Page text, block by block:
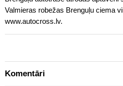
Valmieras robežas Brenguļu ciema
www.autocross.lv.
Komentāri